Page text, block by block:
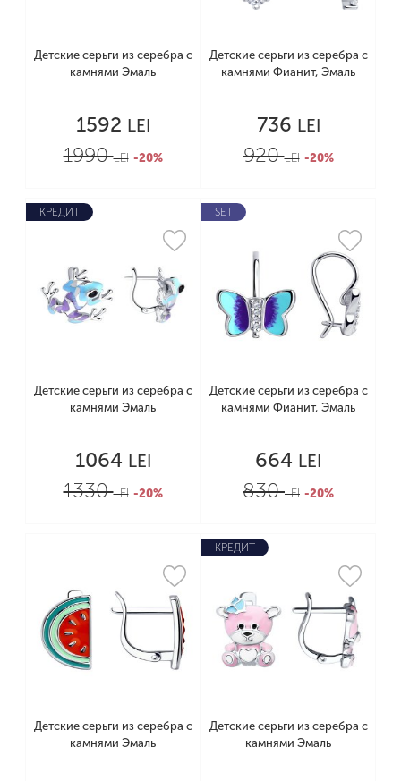
Детские серьги из серебра с
камнями Эмаль
1592 LEI
1990LEI -20%
Детские серьги из серебра с
камнями Фианит, Эмаль
736 LEI
920LEI -20%
КРЕДИТ
Детские серьги из серебра с
камнями Эмаль
1064 LEI
1330LEI -20%
SET
Детские серьги из серебра с
камнями Фианит, Эмаль
664 LEI
830LEI -20%
Детские серьги из серебра с
камнями Эмаль
КРЕДИТ
Детские серьги из серебра с
камнями Эмаль